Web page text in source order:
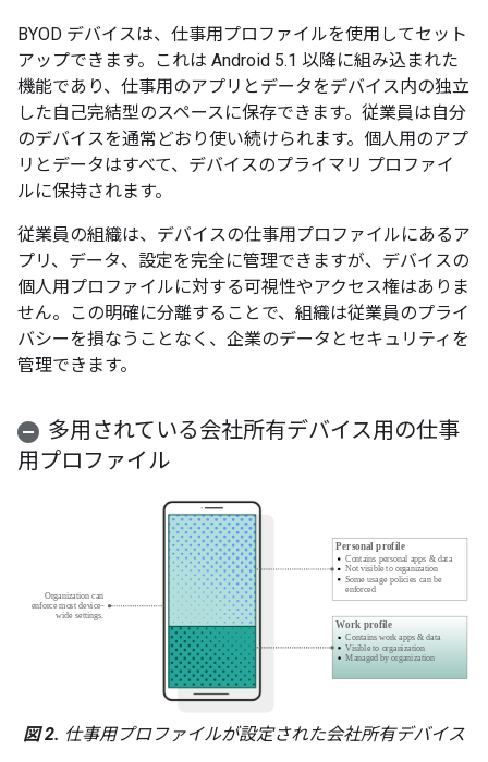
BYOD デバイスは、仕事用プロファイルを使用してセット
アップできます。これは Android 5.1 以降に組み込まれた
機能であり、仕事用のアプリとデータをデバイス内の独立
した自己完結型のスペースに保存できます。従業員は自分
のデバイスを通常どおり使い続けられます。個人用のアプ
リとデータはすべて、デバイスのプライマリ プロファイ
ルに保持されます。
従業員の組織は、デバイスの仕事用プロファイルにあるア
プリ、データ、設定を完全に管理できますが、デバイスの
個人用プロファイルに対する可視性やアクセス権はありま
せん。この明確に分離することで、組織は従業員のプライ
バシーを損なうことなく、企業のデータとセキュリティを
管理できます。
多用されている会社所有デバイス用の仕事
用プロファイル
図 2. 仕事用プロファイルが設定された会社所有デバイス